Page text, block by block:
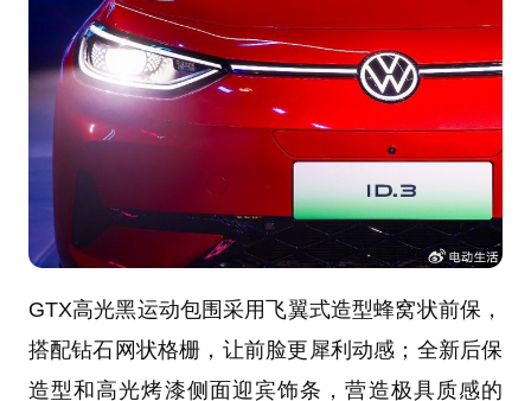
GTX高光黑运动包围采用飞翼式造型蜂窝状前保，
搭配钻石网状格栅，让前脸更犀利动感；全新后保
造型和高光烤漆侧面迎宾饰条，营造极具质感的